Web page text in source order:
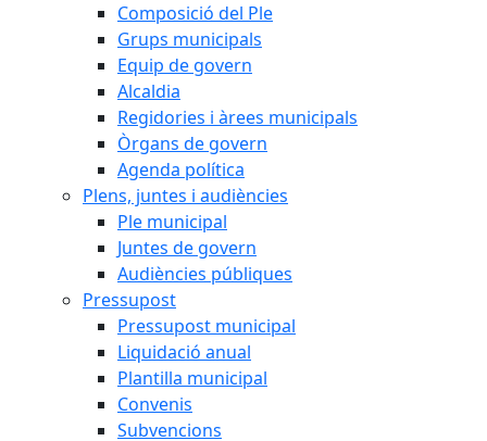
Composició del Ple
Grups municipals
Equip de govern
Alcaldia
Regidories i àrees municipals
Òrgans de govern
Agenda política
Plens, juntes i audiències
Ple municipal
Juntes de govern
Audiències públiques
Pressupost
Pressupost municipal
Liquidació anual
Plantilla municipal
Convenis
Subvencions